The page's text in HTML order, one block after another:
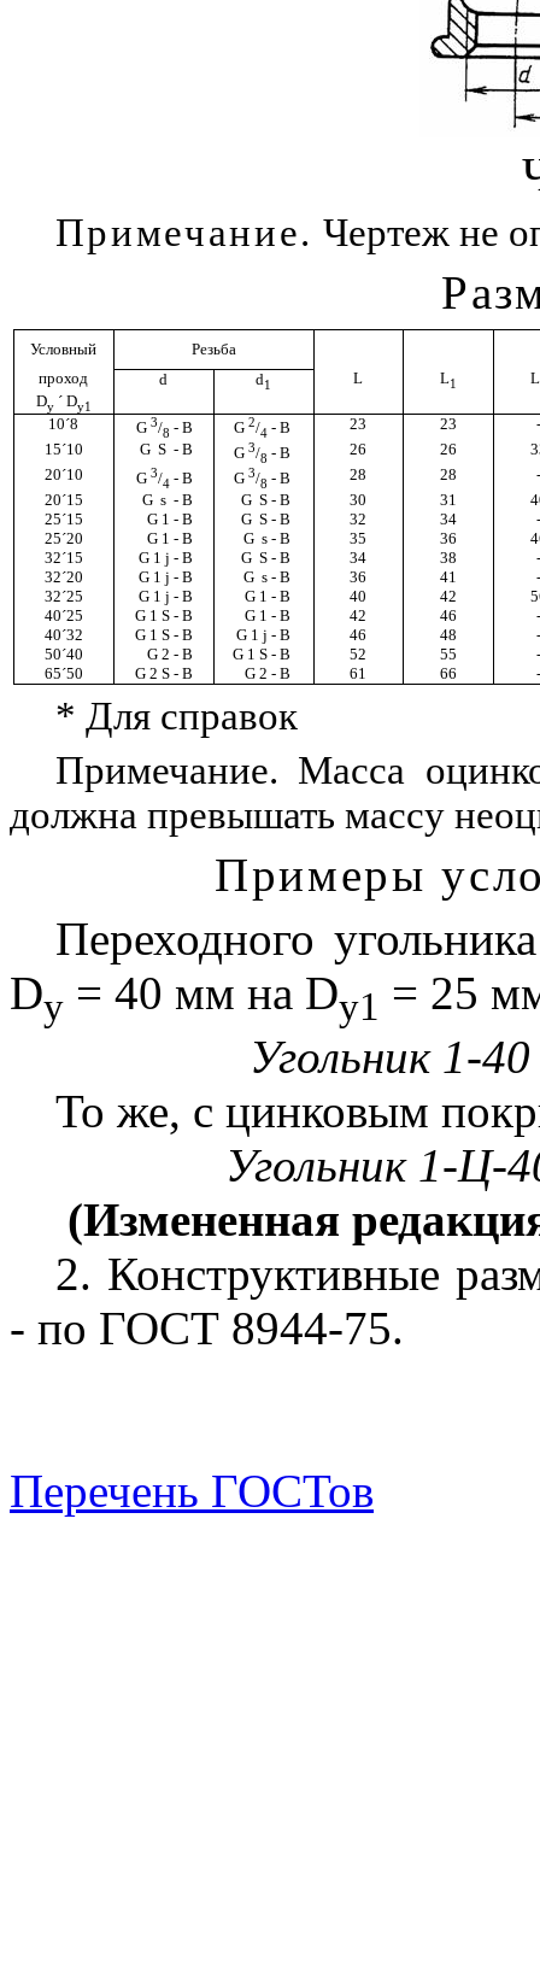
Примечание. Чертеж не
Условный
Резьба
проход
d d1 L L1 L
Dy ´ Dy1
10´8 G 3/8 - В G 2/4 - В 23 23
-
15´10 GЅ - В G 3/8 - В 26 26
20´10 G 3/4 - В G 3/8 - В 28 28
-
20´15 G ѕ - В G Ѕ - В 30 31
25´15 G1 - В GЅ - В 32 34
-
25´20 G1 - В Gѕ - В 35 36
32´15 G 1 ј - В GЅ - В 34 38
-
32´20 G1 ј - В Gѕ - В 36 41
-
32´25 G 1 ј - В G1 - В 40 42
40´25 G1 Ѕ - В G 1 - В 42 46
-
40´32 G 1 Ѕ - В G 1 ј - В 46 48
-
50´40 G 2 - В G 1 Ѕ - В 52 55
-
65´50 G 2 Ѕ - В G 2 - В 61 66 -
* Для справок
Примечание. Масса
должна превышать массу
Примеры
Переходного
Dу = 40 мм на Dу1 = 25
Угольник 1-
То же, с цинковым
Угольник 1-Ц-
(Измененная
2. Конструктивные
- по ГОСТ 8944-75.
Перечень ГОСТов